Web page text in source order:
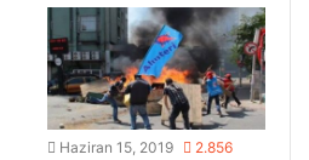
Ethem’in evi Ethem’in evi
Haziran 15, 2019 2.856